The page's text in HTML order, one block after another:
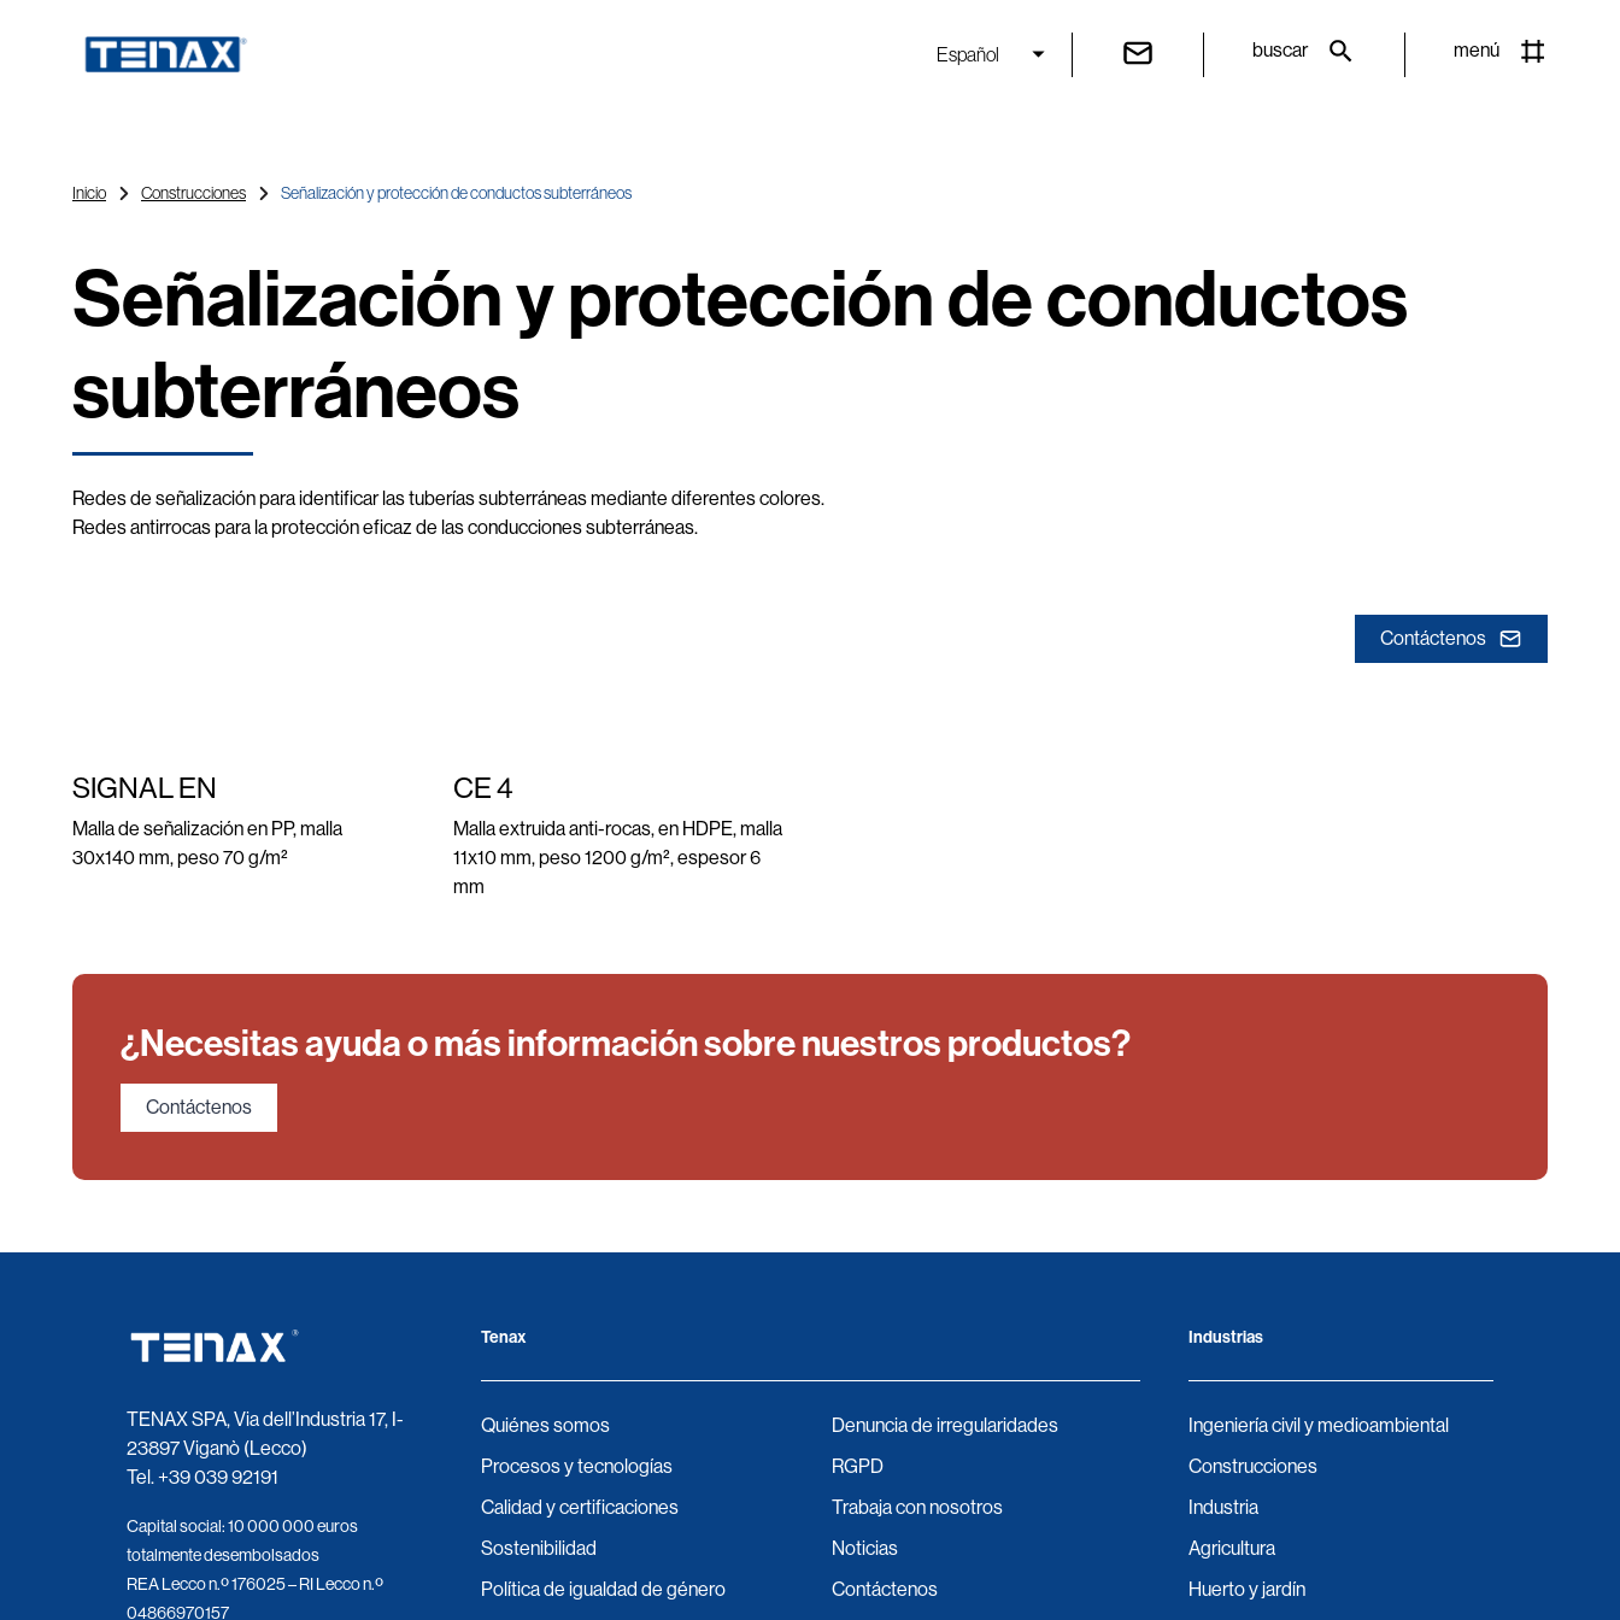
Español buscar menú
Inicio Construcciones Señalización y protección de conductos subterráneos
Señalización y protección de conductos
subterráneos
Redes de señalización para identificar las tuberías subterráneas mediante diferentes colores.
Redes antirrocas para la protección eficaz de las conducciones subterráneas.
Contáctenos
SIGNAL EN
Malla de señalización en PP, malla
30x140 mm, peso 70 g/m²
CE 4
Malla extruida anti-rocas, en HDPE, malla
11x10 mm, peso 1200 g/m², espesor 6
mm
¿Necesitas ayuda o más información sobre nuestros productos?
Contáctenos
TENAX SPA, Via dell’Industria 17, I-
23897 Viganò (Lecco)
Tel.+39 039 92191
Capital social: 10 000 000 euros
totalmente desembolsados
REA Lecco n.º 176025 – RI Lecco n.º
04866970157
Tenax
Quiénes somos
Procesos y tecnologías
Calidad y certificaciones
Sostenibilidad
Política de igualdad de género
Denuncia de irregularidades
RGPD
Trabaja con nosotros
Noticias
Contáctenos
Industrias
Ingeniería civil y medioambiental
Construcciones
Industria
Agricultura
Huerto y jardín